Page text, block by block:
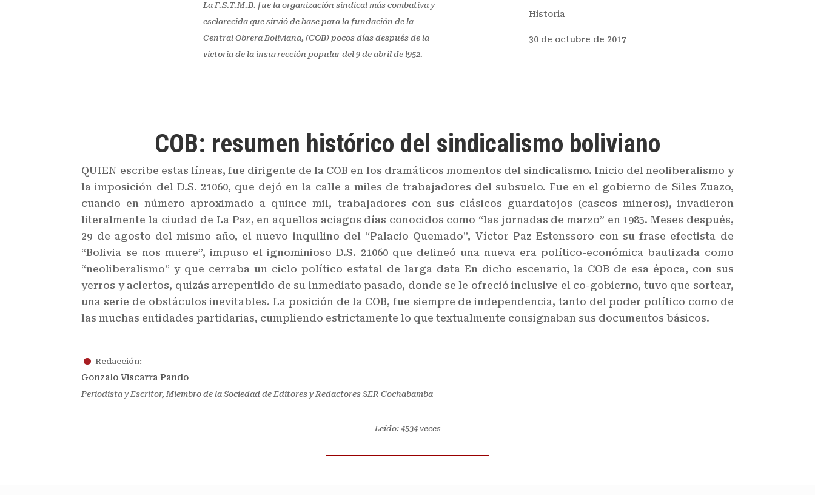
La F.S.T.M.B. fue la organización sindical más combativa y
esclarecida que sirvió de base para la fundación de la
Central Obrera Boliviana, (COB) pocos días después de la
victoria de la insurrección popular del 9 de abril de l952.
Historia
30 de octubre de 2017
COB: resumen histórico del sindicalismo boliviano
QUIEN escribe estas líneas, fue dirigente de la COB en los dramáticos momentos del sindicalismo. Inicio del neoliberalismo y
la imposición del D.S. 21060, que dejó en la calle a miles de trabajadores del subsuelo. Fue en el gobierno de Siles Zuazo,
cuando en número aproximado a quince mil, trabajadores con sus clásicos guardatojos (cascos mineros), invadieron
literalmente la ciudad de La Paz, en aquellos aciagos días conocidos como “las jornadas de marzo” en 1985. Meses después,
29 de agosto del mismo año, el nuevo inquilino del “Palacio Quemado”, Víctor Paz Estenssoro con su frase efectista de
“Bolivia se nos muere”, impuso el ignominioso D.S. 21060 que delineó una nueva era político-económica bautizada como
“neoliberalismo” y que cerraba un ciclo político estatal de larga data En dicho escenario, la COB de esa época, con sus
yerros y aciertos, quizás arrepentido de su inmediato pasado, donde se le ofreció inclusive el co-gobierno, tuvo que sortear,
una serie de obstáculos inevitables. La posición de la COB, fue siempre de independencia, tanto del poder político como de
las muchas entidades partidarias, cumpliendo estrictamente lo que textualmente consignaban sus documentos básicos.
. Redacción:
Gonzalo Viscarra Pando
Periodista y Escritor, Miembro de la Sociedad de Editores y Redactores SER Cochabamba
- Leído: 4534veces -